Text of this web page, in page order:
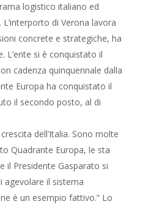
logistico italiano ed
di Verona lavora
concrete e strategiche, ha
L’ente si è conquistato il
cadenza quinquennale dalla
Europa ha conquistato il
il secondo posto, al di
dell’Italia. Sono molte
Quadrante Europa, le sta
il Presidente Gasparato si
agevolare il sistema
è un esempio fattivo.” Lo